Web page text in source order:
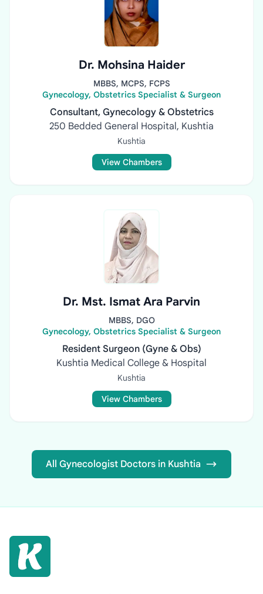
Dr. Mohsina Haider
MBBS, MCPS, FCPS
Gynecology, Obstetrics Specialist & Surgeon
Consultant, Gynecology & Obstetrics
250 Bedded General Hospital, Kushtia
Kushtia
View Chambers
Dr. Mst. Ismat Ara Parvin
MBBS, DGO
Gynecology, Obstetrics Specialist & Surgeon
Resident Surgeon (Gyne & Obs)
Kushtia Medical College & Hospital
Kushtia
View Chambers
All Gynecologist Doctors in Kushtia